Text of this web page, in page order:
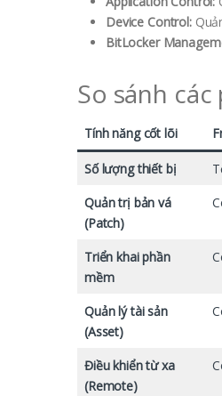
Device Control:
BitLocker
So sánh
Tính năng cốt lõi
Số lượng thiết bị
Quản trị bản vá
(Patch)
Triển khai phần
mềm
Quản lý tài sản
(Asset)
Điều khiển từ xa
(Remote)